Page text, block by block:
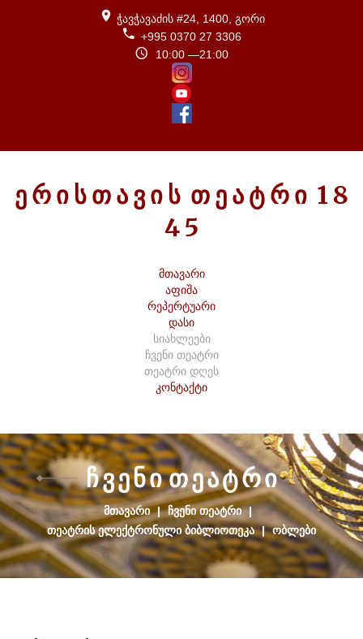
ჭავჭავაძის #24, 1400, გორი
+995 0370 27 3306
10:00 —21:00
ᲔᲠᲘᲡᲗᲐᲕᲘᲡ ᲗᲔᲐᲢᲠᲘ 1 8
45
მთავარი
აფიშა
რეპერტუარი
დასი
სიახლეები
ჩვენი თეატრი
თეატრი დღეს
კონტაქტი
ᲩᲕᲔᲜᲘ ᲗᲔᲐᲢᲠᲘ
ᲛᲗᲐᲕᲐᲠᲘ | ᲩᲕᲔᲜᲘ ᲗᲔᲐᲢᲠᲘ |
ᲗᲔᲐᲢᲠᲘᲡ ᲔᲚᲔᲥᲢᲠᲝᲜᲣᲚᲘ ᲑᲘᲑᲚᲘᲝᲗᲔᲙᲐ | ᲝᲑᲚᲔᲑᲘ